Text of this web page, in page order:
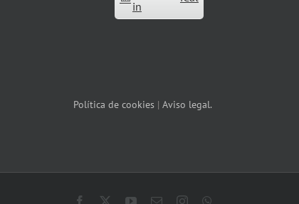
in
Política de cookies | Aviso legal.
Facebook YouTube
CorreoInstagram